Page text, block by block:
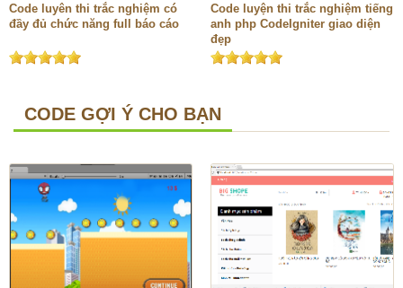
Code luyên thi trắc nghiệm có
đầy đủ chức năng full báo cáo
Code luyện thi trắc nghiệm tiếng
anh php CodeIgniter giao diện
đẹp
CODE GỢI Ý CHO BẠN